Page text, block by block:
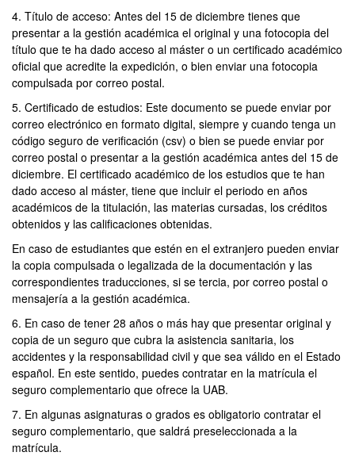
4. Título de acceso: Antes del 15 de diciembre tienes que
presentar a la gestión académica el original y una fotocopia del
título que te ha dado acceso al máster o un certificado académico
oficial que acredite la expedición, o bien enviar una fotocopia
compulsada por correo postal.
5. Certificado de estudios: Este documento se puede enviar por
correo electrónico en formato digital, siempre y cuando tenga un
código seguro de verificación (csv) o bien se puede enviar por
correo postal o presentar a la gestión académica antes del 15 de
diciembre. El certificado académico de los estudios que te han
dado acceso al máster, tiene que incluir el periodo en años
académicos de la titulación, las materias cursadas, los créditos
obtenidos y las calificaciones obtenidas.
En caso de estudiantes que estén en el extranjero pueden enviar
la copia compulsada o legalizada de la documentación y las
correspondientes traducciones, si se tercia, por correo postal o
mensajería a la gestión académica.
6. En caso de tener 28 años o más hay que presentar original y
copia de un seguro que cubra la asistencia sanitaria, los
accidentes y la responsabilidad civil y que sea válido en el Estado
español. En este sentido, puedes contratar en la matrícula el
seguro complementario que ofrece la UAB.
7. En algunas asignaturas o grados es obligatorio contratar el
seguro complementario, que saldrá preseleccionada a la
matrícula.